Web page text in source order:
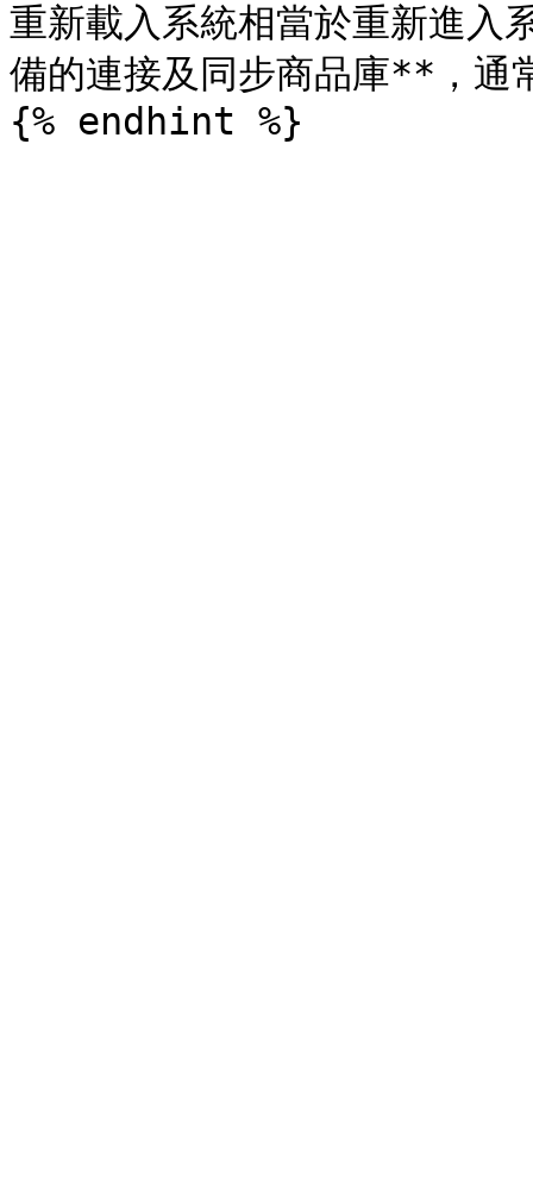
重新載入系統相當於重新進入
備的連接及同步商品庫**，通